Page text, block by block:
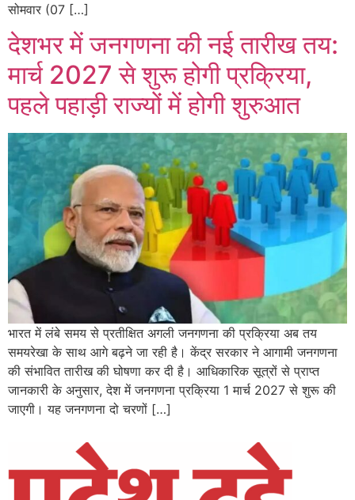
सोमवार (07 […]
देशभर में जनगणना की नई तारीख तय:
मार्च 2027 से शुरू होगी प्रक्रिया,
पहले पहाड़ी राज्यों में होगी शुरुआत
भारत में लंबे समय से प्रतीक्षित अगली जनगणना की प्रक्रिया अब तय
समयरेखा के साथ आगे बढ़ने जा रही है। केंद्र सरकार ने आगामी जनगणना
की संभावित तारीख की घोषणा कर दी है। आधिकारिक सूत्रों से प्राप्त
जानकारी के अनुसार, देश में जनगणना प्रक्रिया 1 मार्च 2027 से शुरू की
जाएगी। यह जनगणना दो चरणों […]